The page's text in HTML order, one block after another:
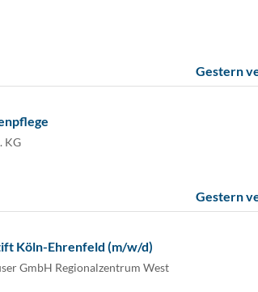
Gestern
KG
Gestern
Köln-Ehrenfeld (m/w/d)
GmbH Regionalzentrum West